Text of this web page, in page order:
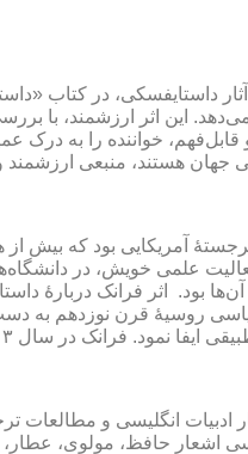
داستایفسکی، در کتاب
این اثر ارزشمند، با
قابل‌فهم، خواننده را به
جهان هستند، منبعی
آمریکایی بود که بیش
دهه فعالیت علمی خویش، در
روسیۀ قرن نوزدهم به
فرانک در سال ۲۰۱۳ از دنیا رفت.
ادبیات انگلیسی و
اشعار حافظ، مولوی، عطار،